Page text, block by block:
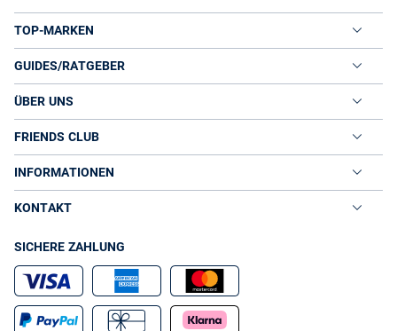
TOP-MARKEN
GUIDES/RATGEBER
ÜBER UNS
FRIENDS CLUB
INFORMATIONEN
KONTAKT
SICHERE ZAHLUNG